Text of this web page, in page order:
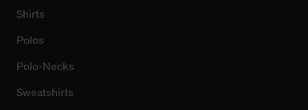
Shirts
Polos
Polo-Necks
Sweatshirts